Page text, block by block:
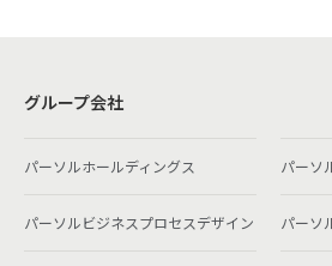
グループ会社
パーソルホールディングス パーソ
パーソルビジネスプロセスデザイン パーソ